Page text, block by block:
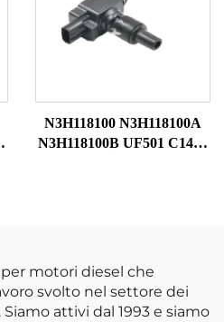
N3H118100 N3H118100A
N3H118100B UF501 C1459
motori diesel che
svolto nel settore dei
attivi dal 1993 e siamo